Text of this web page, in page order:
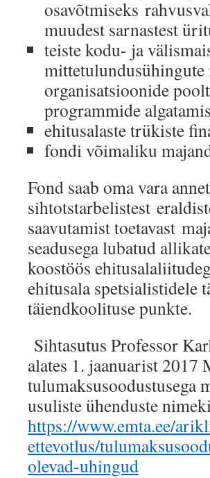
osavõtmiseks
muudest sarnastest
teiste kodu- ja
organisatsioonide
programmide
ehitusalaste trükiste
fondi võimaliku
Fond saab oma vara
sihtotstarbelistest
saavutamist toetavast
seadusega lubatud
koostöös
ehitusala spetsialistidele
täiendkoolituse punkte.
Sihtasutus Professor
alates 1. jaanuarist 2017
tulumaksusoodustusega
usuliste ühenduste
https://www.emta.ee/
ettevotlus/
olevad-uhingud